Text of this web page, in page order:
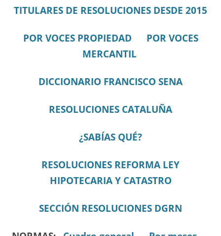
TITULARES DE RESOLUCIONES DESDE 2015
POR VOCES PROPIEDAD
POR VOCES
MERCANTIL
DICCIONARIO FRANCISCO SENA
RESOLUCIONES CATALUÑA
¿SABÍAS QUÉ?
RESOLUCIONES REFORMA LEY
HIPOTECARIA Y CATASTRO
SECCIÓN RESOLUCIONES DGRN